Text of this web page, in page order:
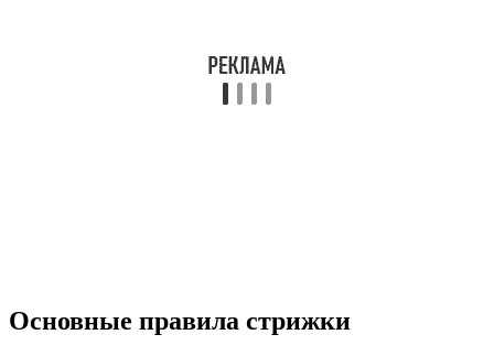
Основные правила стрижки